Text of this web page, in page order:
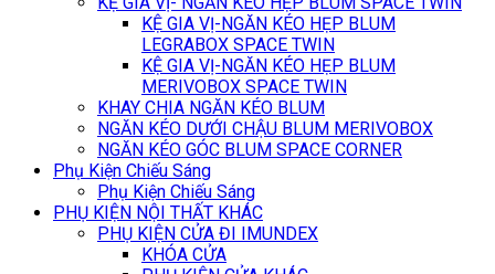
KỆ GIA VỊ-NGĂN KÉO HẸP BLUM
LEGRABOX SPACE TWIN
KỆ GIA VỊ-NGĂN KÉO HẸP BLUM
MERIVOBOX SPACE TWIN
KHAY CHIA NGĂN KÉO BLUM
NGĂN KÉO DƯỚI CHẬU BLUM MERIVOBOX
NGĂN KÉO GÓC BLUM SPACE CORNER
Phụ Kiện Chiếu Sáng
Phụ Kiện Chiếu Sáng
PHỤ KIỆN NỘI THẤT KHÁC
PHỤ KIỆN CỬA ĐI IMUNDEX
KHÓA CỬA